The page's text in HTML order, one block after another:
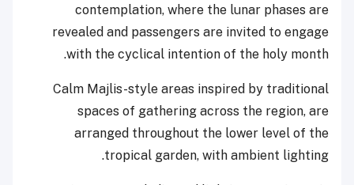
contemplation, where the lunar phases are
revealed and passengers are invited to engage
with the cyclical intention of the holy month.
Calm Majlis-style areas inspired by traditional
spaces of gathering across the region, are
arranged throughout the lower level of the
tropical garden, with ambient lighting.